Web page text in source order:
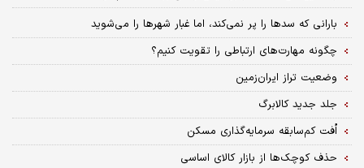
بارانی که سدها را پر نمی‌کند، اما غبار شهرها را می‌شوید
چگونه مهارت‌های ارتباطی را تقویت کنیم؟
وضعیت تراز ایران‌زمین
جلد جدید کالابرگ
اُفت کم‌سابقه سرمایه‌‌گذاری مسکن
حذف کوچک‌ها از بازار کالای اساسی